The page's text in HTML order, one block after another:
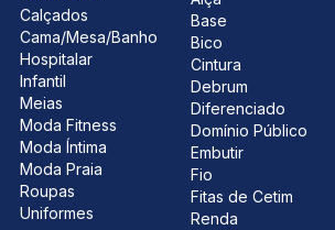
Calçados
Cama/Mesa/Banho
Hospitalar
Infantil
Meias
Moda Fitness
Moda Íntima
Moda Praia
Roupas
Uniformes
Base
Bico
Cintura
Debrum
Diferenciado
Domínio Público
Embutir
Fio
Fitas de Cetim
Renda